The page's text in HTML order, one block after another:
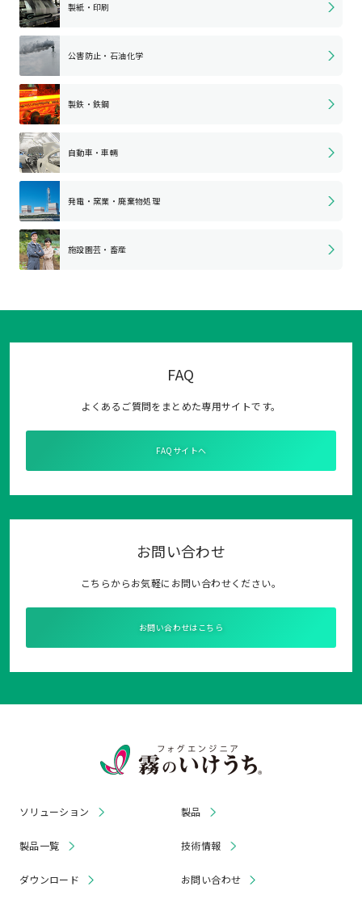
製紙・印刷
公害防止・石油化学
製鉄・鉄鋼
自動車・車輛
発電・窯業・廃棄物処理
施設園芸・畜産
FAQ
よくあるご質問をまとめた専用サイトです。
FAQサイトへ
お問い合わせ
こちらからお気軽にお問い合わせください。
お問い合わせはこちら
ソリューション 製品
製品一覧 技術情報
ダウンロード お問い合わせ